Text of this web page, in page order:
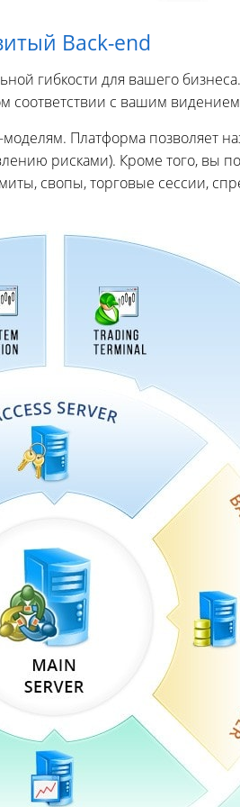
Back-end
гибкости для вашего
соответствии с вашим
Платформа позволяет
рисками). Кроме того, вы
свопы, торговые сессии,